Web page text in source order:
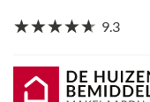
9.3